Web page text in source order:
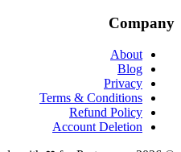
Company
About
Blog
Privacy
Terms & Conditions
Refund Policy
Account Deletion